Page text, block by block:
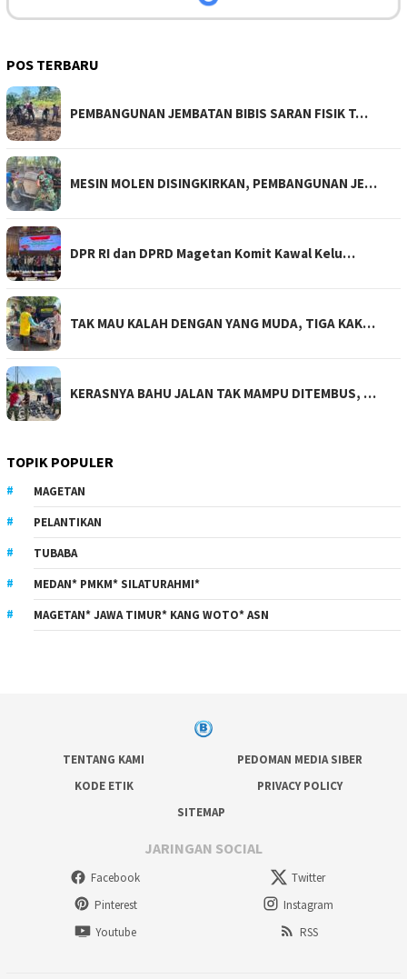
POS TERBARU
PEMBANGUNAN JEMBATAN BIBIS SARAN FISIK T…
MESIN MOLEN DISINGKIRKAN, PEMBANGUNAN JE…
DPR RI dan DPRD Magetan Komit Kawal Kelu…
TAK MAU KALAH DENGAN YANG MUDA, TIGA KAK…
KERASNYA BAHU JALAN TAK MAMPU DITEMBUS, …
TOPIK POPULER
MAGETAN
PELANTIKAN
TUBABA
MEDAN* PMKM* SILATURAHMI*
MAGETAN* JAWA TIMUR* KANG WOTO* ASN
TENTANG KAMI
PEDOMAN MEDIA SIBER
KODE ETIK
PRIVACY POLICY
SITEMAP
JARINGAN SOCIAL
Facebook
Twitter
Pinterest
Instagram
Youtube
RSS